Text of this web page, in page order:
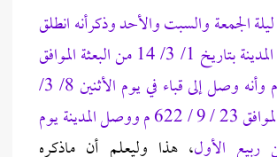
الجمعة والسبت والأحد وذكرأنه انطلق
ليلة الإثنين إلى المدينة بتاريخ 1/ 3/ 14 من البعثة الموافق
16/ 9/ 622م وأنه وصل إلى قباء في يوم الأثنين 8/ 3/
14 من البعثة الموافق 23 / 9 / 622 م ووصل المدينة يوم
الأول، هذا وليعلم أن ماذكره